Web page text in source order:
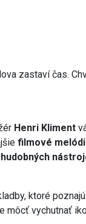
zastaví čas.
Henri Kliment
filmové
ktoré
môcť vychutnať